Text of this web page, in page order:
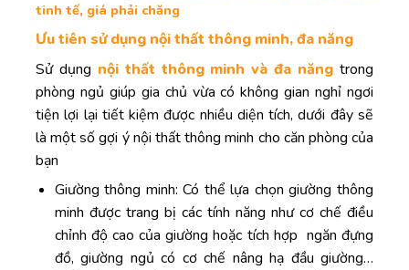
tinh tế, giá phải chăng
Ưu tiên sử dụng nội thất thông minh, đa năng
Sử dụng nội thất thông minh và đa năng trong
phòng ngủ giúp gia chủ vừa có không gian nghỉ ngơi
tiện lợi lại tiết kiệm được nhiều diện tích, dưới đây sẽ
là một số gợi ý nội thất thông minh cho căn phòng của
bạn
Giường thông minh: Có thể lựa chọn giường thông
minh được trang bị các tính năng như cơ chế điều
chỉnh độ cao của giường hoặc tích hợp ngăn đựng
đồ, giường ngủ có cơ chế nâng hạ đầu giường…